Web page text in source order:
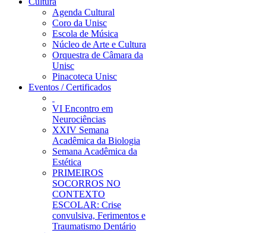
Agenda Cultural
Coro da Unisc
Escola de Música
Núcleo de Arte e Cultura
Orquestra de Câmara da
Unisc
Pinacoteca Unisc
Eventos / Certificados
VI Encontro em
Neurociências
XXIV Semana
Acadêmica da Biologia
Semana Acadêmica da
Estética
PRIMEIROS
SOCORROS NO
CONTEXTO
ESCOLAR: Crise
convulsiva, Ferimentos e
Traumatismo Dentário